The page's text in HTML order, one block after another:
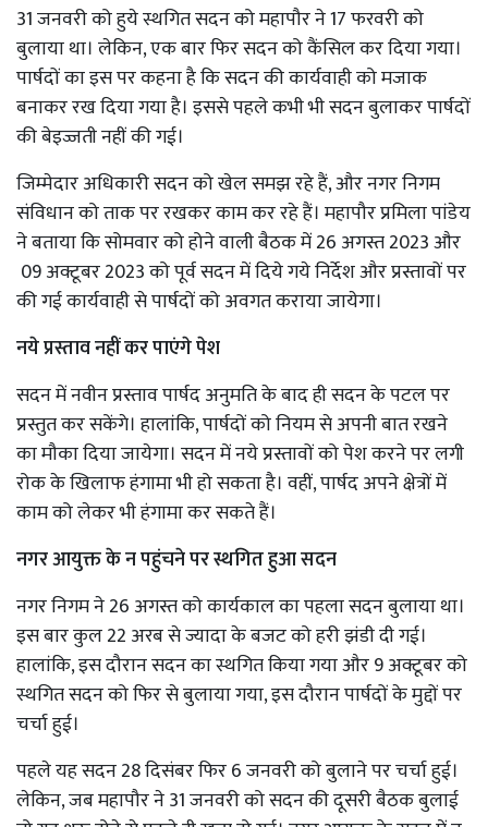
31 जनवरी को हुये स्थगित सदन को महापौर ने 17 फरवरी को
बुलाया था। लेकिन, एक बार फिर सदन को कैंसिल कर दिया गया।
पार्षदों का इस पर कहना है कि सदन की कार्यवाही को मजाक
बनाकर रख दिया गया है। इससे पहले कभी भी सदन बुलाकर पार्षदों
की बेइज्जती नहीं की गई।
जिम्मेदार अधिकारी सदन को खेल समझ रहे हैं, और नगर निगम
संविधान को ताक पर रखकर काम कर रहे हैं। महापौर प्रमिला पांडेय
ने बताया कि सोमवार को होने वाली बैठक में 26 अगस्त 2023 और
09 अक्टूबर 2023 को पूर्व सदन में दिये गये निर्देश और प्रस्तावों पर
की गई कार्यवाही से पार्षदों को अवगत कराया जायेगा।
नये प्रस्ताव नहीं कर पाएंगे पेश
सदन में नवीन प्रस्ताव पार्षद अनुमति के बाद ही सदन के पटल पर
प्रस्तुत कर सकेंगे। हालांकि, पार्षदों को नियम से अपनी बात रखने
का मौका दिया जायेगा। सदन में नये प्रस्तावों को पेश करने पर लगी
रोक के खिलाफ हंगामा भी हो सकता है। वहीं, पार्षद अपने क्षेत्रों में
काम को लेकर भी हंगामा कर सकते हैं।
नगर आयुक्त के न पहुंचने पर स्थगित हुआ सदन
नगर निगम ने 26 अगस्त को कार्यकाल का पहला सदन बुलाया था।
इस बार कुल 22 अरब से ज्यादा के बजट को हरी झंडी दी गई।
हालांकि, इस दौरान सदन का स्थगित किया गया और 9 अक्टूबर को
स्थगित सदन को फिर से बुलाया गया, इस दौरान पार्षदों के मुद्दों पर
चर्चा हुई।
पहले यह सदन 28 दिसंबर फिर 6 जनवरी को बुलाने पर चर्चा हुई।
लेकिन, जब महापौर ने 31 जनवरी को सदन की दूसरी बैठक बुलाई